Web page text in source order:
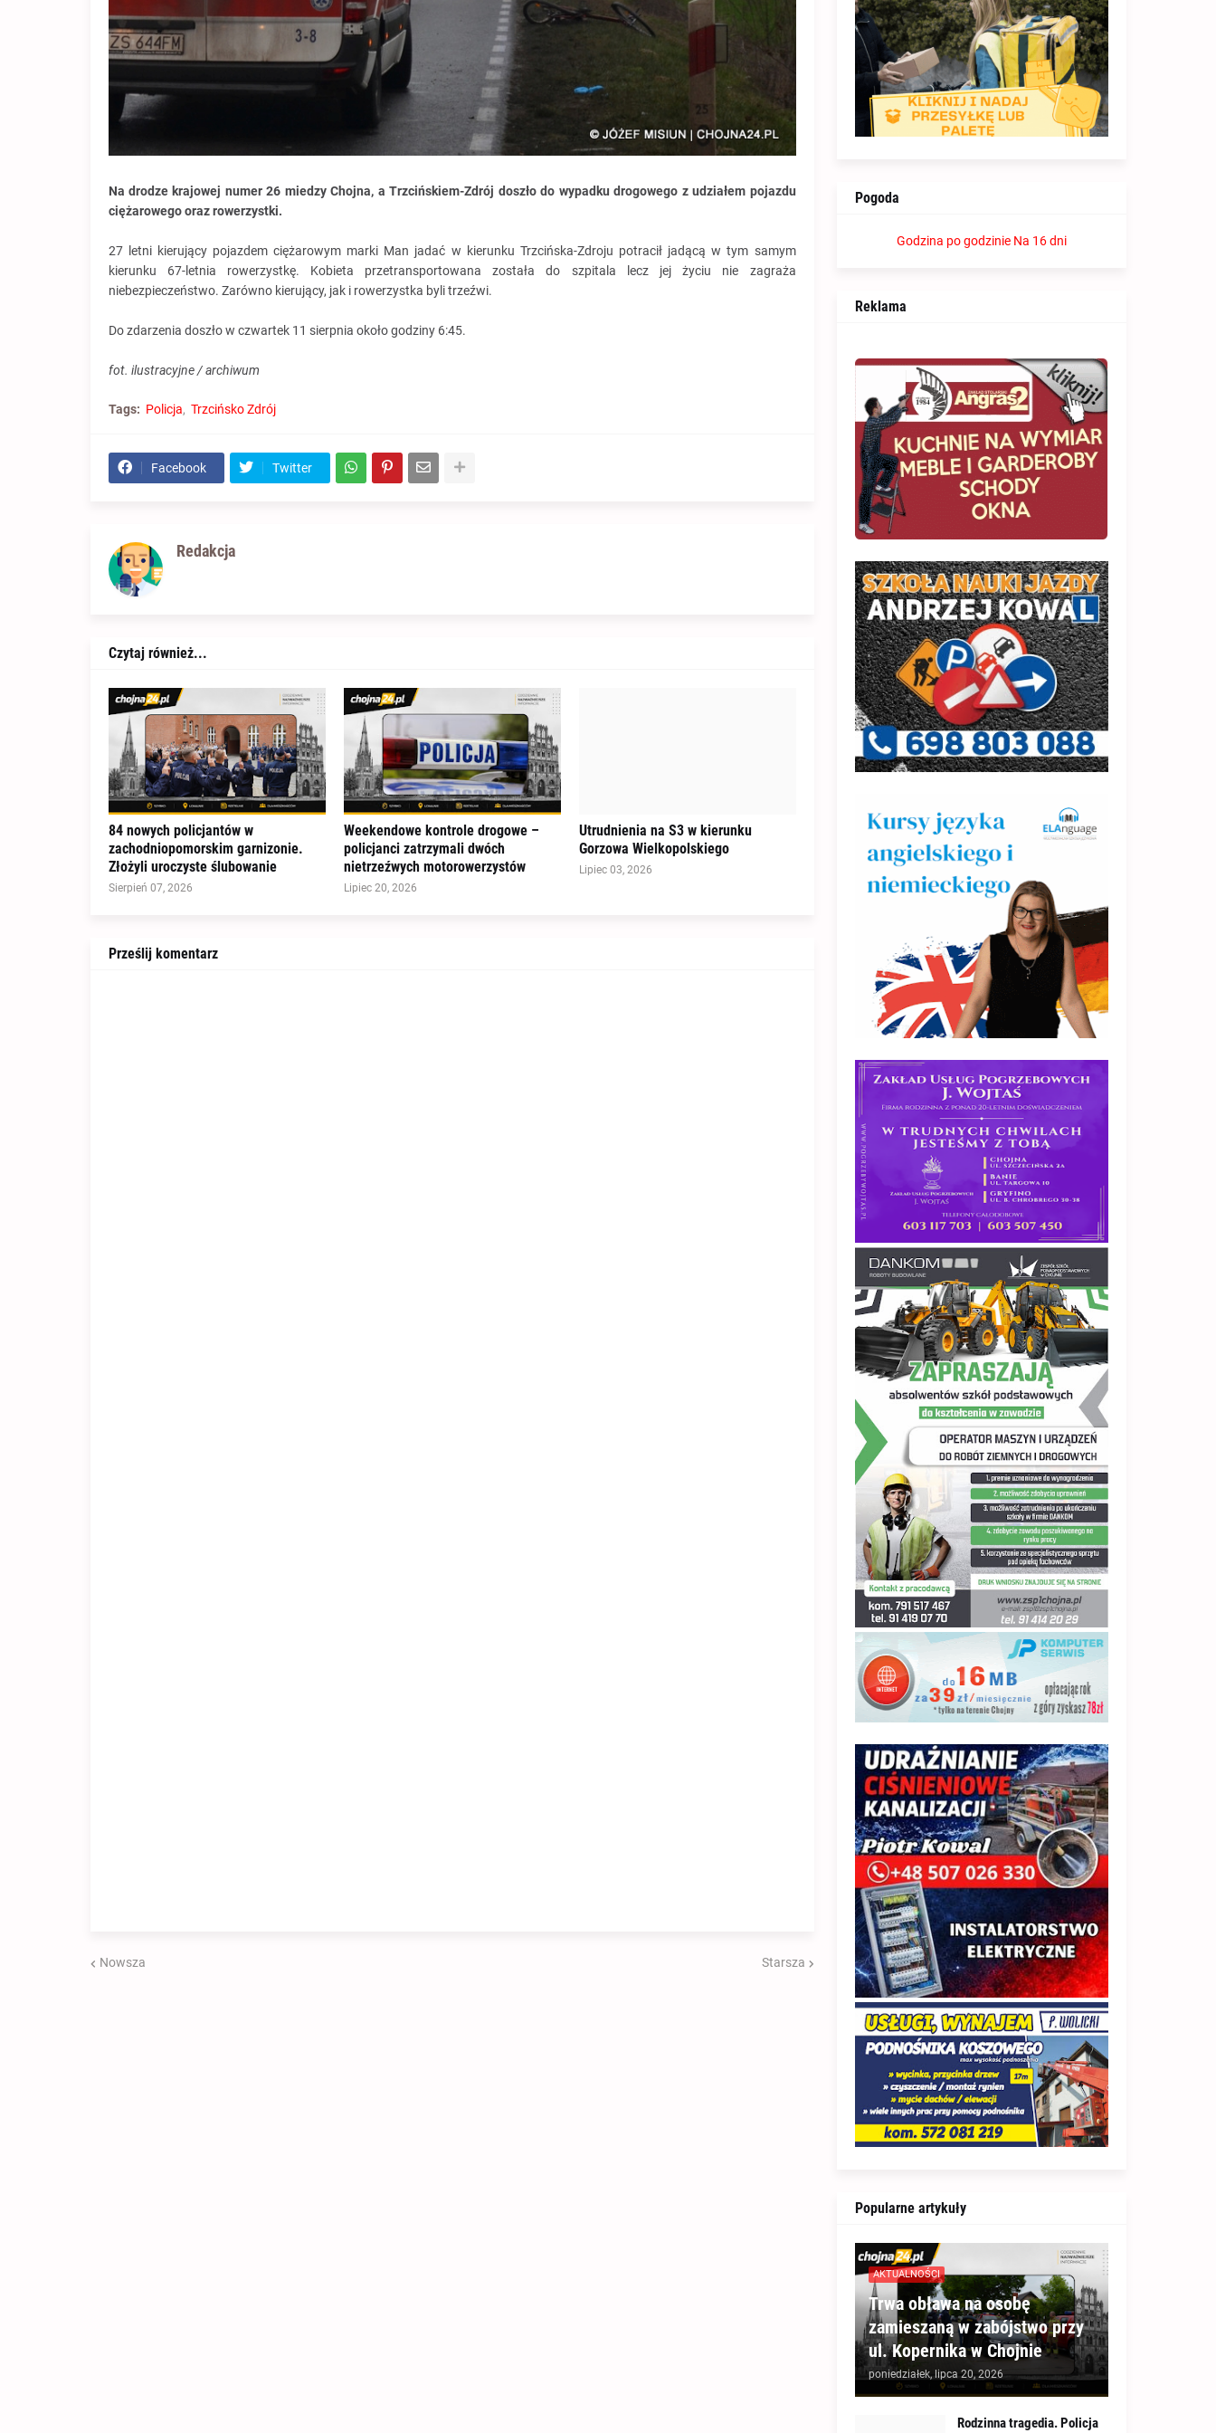
Na drodze krajowej numer 26 miedzy Chojna, a Trzcińskiem-Zdrój doszło do wypadku drogowego z udziałem pojazdu
ciężarowego oraz rowerzystki.
27 letni kierujący pojazdem ciężarowym marki Man jadać w kierunku Trzcińska-Zdroju potracił jadącą w tym samym
kierunku 67-letnia rowerzystkę. Kobieta przetransportowana została do szpitala lecz jej życiu nie zagraża
niebezpieczeństwo. Zarówno kierujący, jak i rowerzystka byli trzeźwi.
Do zdarzenia doszło w czwartek 11 sierpnia około godziny 6:45.
fot. ilustracyjne / archiwum
Tags: Policja Trzcińsko Zdrój
Facebook Twitter
Redakcja
Czytaj również...
84 nowych policjantów w
zachodniopomorskim garnizonie.
Złożyli uroczyste ślubowanie
Sierpień 07, 2026
Weekendowe kontrole drogowe –
policjanci zatrzymali dwóch
nietrzeźwych motorowerzystów
Lipiec 20, 2026
Utrudnienia na S3 w kierunku
Gorzowa Wielkopolskiego
Lipiec 03, 2026
Prześlij komentarz
Nowsza Starsza
Pogoda
Godzina po godzinie Na 16 dni
Reklama
Popularne artykuły
AKTUALNOŚCI
Trwa obława na osobę
zamieszaną w zabójstwo przy
ul. Kopernika w Chojnie
poniedziałek, lipca 20, 2026
Rodzinna tragedia. Policja